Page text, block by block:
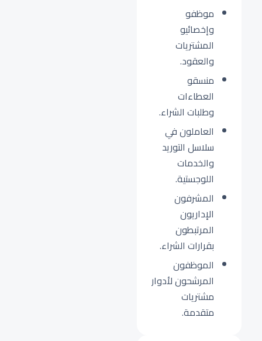
موظفو
وإخصائيو
المشتريات
والعقود.
منسقو
العطاءات
وطلبات الشراء.
العاملون في
سلاسل التوريد
والخدمات
اللوجستية.
المشرفون
الإداريون
المرتبطون
بقرارات الشراء.
الموظفون
المرشحون لأدوار
مشتريات
متقدمة.